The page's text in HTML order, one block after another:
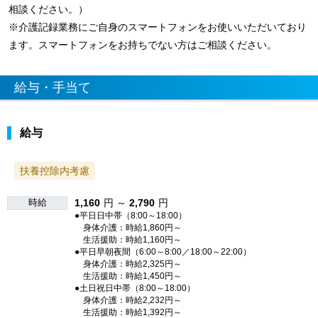
相談ください。）
※介護記録業務にご自身のスマートフォンをお使いいただいており
ます。スマートフォンをお持ちでない方はご相談ください。
給与・手当て
給与
扶養控除内考慮
時給 1,160 円 ～ 2,790 円
●平日日中帯（8:00～18:00）
身体介護：時給1,860円～
生活援助：時給1,160円～
●平日早朝夜間（6:00～8:00／18:00～22:00）
身体介護：時給2,325円～
生活援助：時給1,450円～
●土日祝日中帯（8:00～18:00）
身体介護：時給2,232円～
生活援助：時給1,392円～